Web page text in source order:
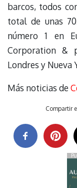
barcos, todos
total de unas
número 1 en
Corporation &
Londres y Nueva
Más noticias de
Compartir